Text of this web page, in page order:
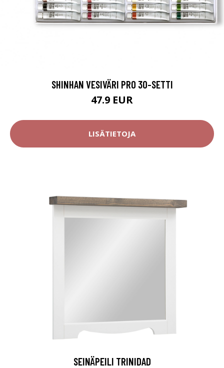
SHINHAN VESIVÄRI PRO 30-SETTI
47.9 EUR
LISÄTIETOJA
SEINÄPEILI TRINIDAD